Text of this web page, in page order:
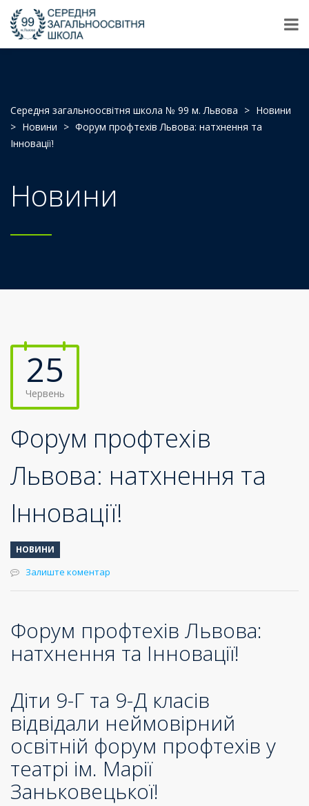
Середня загальноосвітня школа № 99 м. Львова > Новини
> Новини > Форум профтехів Львова: натхнення та
Інновації!
Новини
25
Червень
Форум профтехів
Львова: натхнення та
Інновації!
НОВИНИ
Залиште коментар
Форум профтехів Львова:
натхнення та Інновації!
Діти 9-Г та 9-Д класів
відвідали неймовірний
освітній форум профтехів у
театрі ім. Марії
Заньковецької!